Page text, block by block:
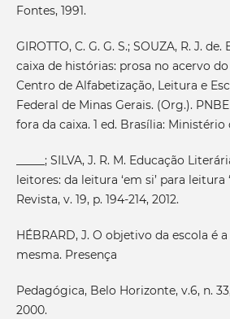
Fontes, 1991.
GIROTTO, C. G. G. S.; SOUZA, R. J.
caixa de histórias: prosa no acervo do
Centro de Alfabetização, Leitura e
Federal de Minas Gerais. (Org.).
fora da caixa. 1 ed. Brasília: Ministério
_____; SILVA, J. R. M. Educação
leitores: da leitura ‘em si’ para leitura
Revista, v. 19, p. 194-214, 2012.
HÉBRARD, J. O objetivo da escola é
mesma. Presença
Pedagógica, Belo Horizonte, v.6, n.
2000.